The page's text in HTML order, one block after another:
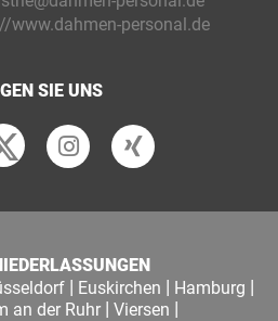
www.dahmen-personal.de
SIE UNS
| Euskirchen | Hamburg |
an der Ruhr| Viersen |